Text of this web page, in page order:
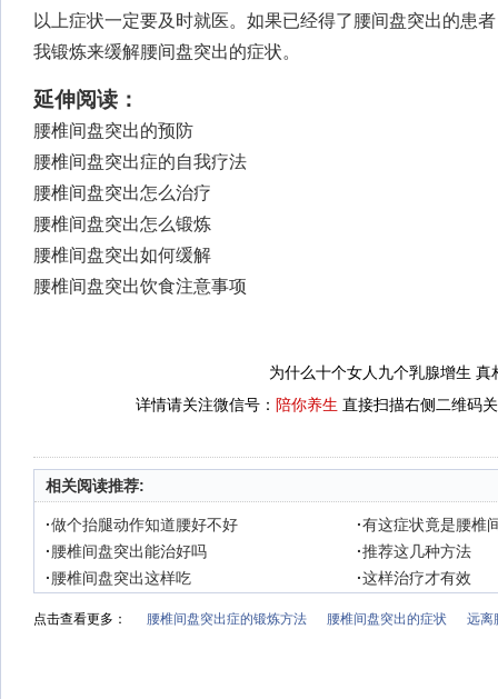
以上症状一定要及时就医。如果已经得了腰间盘突出的患
我锻炼来缓解腰间盘突出的症状。
延伸阅读：
腰椎间盘突出的预防
腰椎间盘突出症的自我疗法
腰椎间盘突出怎么治疗
腰椎间盘突出怎么锻炼
腰椎间盘突出如何缓解
腰椎间盘突出饮食注意事项
为什么十个女人九个乳腺增生 真
详情请关注微信号： 陪你养生 直接扫描右侧二维码
相关阅读推荐:
·做个抬腿动作知道腰好不好 ·有这症状竟是腰椎
·腰椎间盘突出能治好吗 ·推荐这几种方法
·腰椎间盘突出这样吃 ·这样治疗才有效
点击查看更多： 腰椎间盘突出症的锻炼方法 腰椎间盘突出的症状 远离